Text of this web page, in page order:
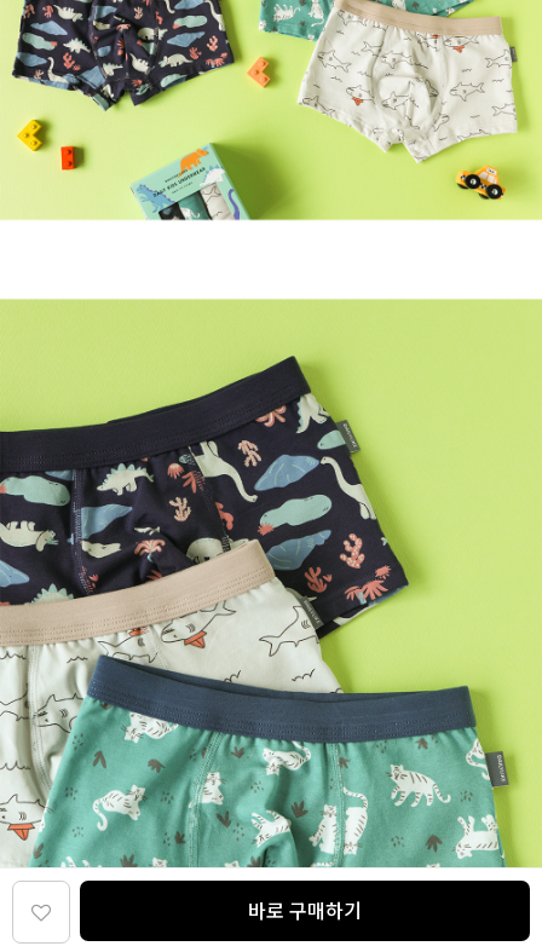
바로 구매하기